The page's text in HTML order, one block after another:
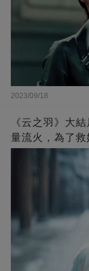
2023/09/18
《云之羽》大
量流火，為了救